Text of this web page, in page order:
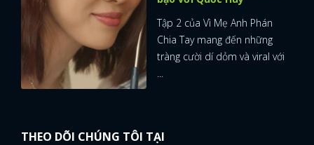
Tập 2 của Vì Mẹ Anh Phán
Chia Tay mang đến những
tràng cười dí dỏm và viral với
THEO DÕI CHÚNG TÔI TẠI